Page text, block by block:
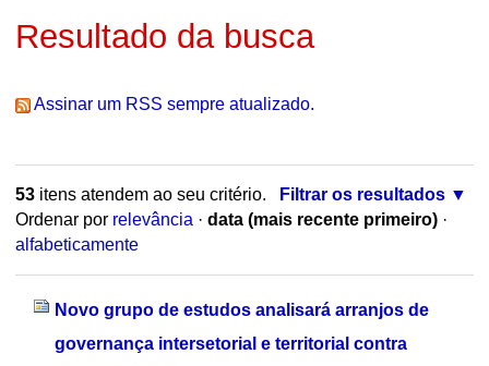
Resultado da busca
Assinar um RSS sempre atualizado.
53itens atendem ao seu critério.
Filtrar os resultados
Ordenar por relevância · data (mais recente primeiro) ·
alfabeticamente
Novo grupo de estudos analisará arranjos de
governança intersetorial e territorial contra